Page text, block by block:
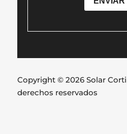
Copyright © 2026 Solar
derechos reservados